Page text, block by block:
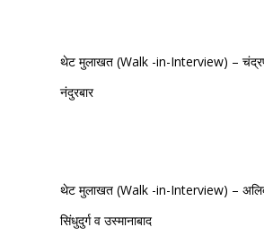
थेट मुलाखत (Walk -in-Interview) –
नंदुरबार
थेट मुलाखत (Walk -in-Interview) –
सिंधुदुर्ग व उस्मानाबाद